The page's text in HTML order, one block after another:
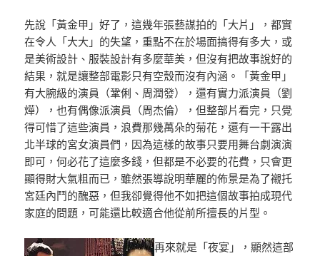
先說「黃金甲」好了，這幾年張藝謀拍的「大片」，都實
在令人「大大」的失望，重點不在於場面搞得有多大，或
是美術設計、服裝設計有多麼華美，但沒有把故事說好的
結果，就是讓整部電影只有空殼而沒有內涵。「黃金甲」
有大腕級的演員（鞏俐、周潤發），還有實力派演員（劉
燁），也有偶像派演員（周杰倫），但整部片看完，只覺
得可惜了這些演員，浪費那幾萬朵的菊花，還有一干露出
北半球的宮女演員們，因為這樣的故事只要用舞台劇演演
即可，何必花了這麼多錢，但都是不必要的花費，只會更
顯得財大氣粗而已，雖然張導說明華麗的佈景是為了襯托
宮廷內鬥的醜惡，但我卻覺得他不如把這個故事拍成現代
家庭的問題，可能還比較適合他從前所擅長的片型。
再來就是「夜宴」，顯然這部